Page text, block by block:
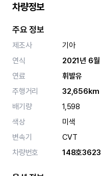
차량정보
주요 정보
제조사
기아
연식
2021년 6월
연료
휘발유
주행거리
32,656km
배기량
1,598
색상
미색
변속기
CVT
차량번호
148호3623